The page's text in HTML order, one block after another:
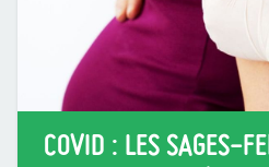
COVID : LES SAGES-